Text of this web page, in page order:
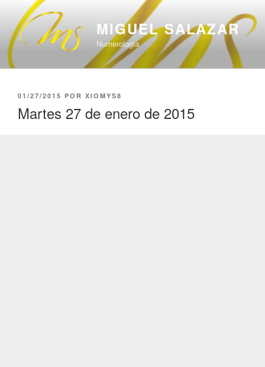
contenido
MIGUEL SALAZAR
Numerologia
PUBLICADO
01/27/2015 POR XIOMYS8
Martes 27 de enero de 2015